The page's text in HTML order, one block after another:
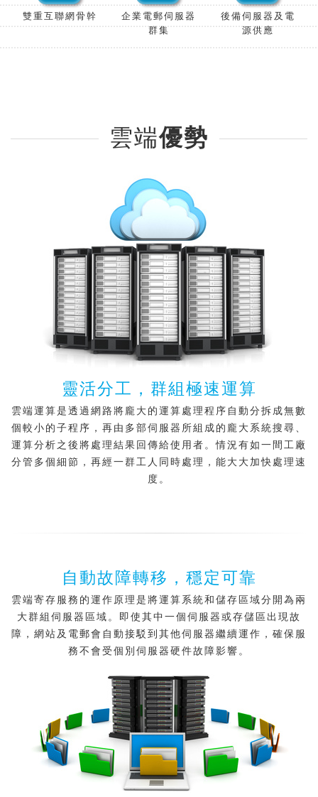
雙重互聯網骨幹
企業電郵伺服器
群集
後備伺服器及電
源供應
雲端優勢
靈活分工，群組極速運算
雲端運算是透過網路將龐大的運算處理程序自動分拆成無數
個較小的子程序，再由多部伺服器所組成的龐大系統搜尋、
運算分析之後將處理結果回傳給使用者。情況有如一間工廠
分管多個細節，再經一群工人同時處理，能大大加快處理速
度。
自動故障轉移，穩定可靠
雲端寄存服務的運作原理是將運算系統和儲存區域分開為兩
大群組伺服器區域。即使其中一個伺服器或存儲區出現故
障，網站及電郵會自動接駁到其他伺服器繼續運作，確保服
務不會受個別伺服器硬件故障影響。